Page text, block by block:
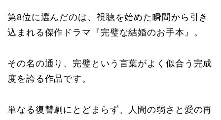
第8位に選んだのは、視聴を始めた瞬間から引き
込まれる傑作ドラマ『完璧な結婚のお手本』。
その名の通り、完璧という言葉がよく似合う完成
度を誇る作品です。
単なる復讐劇にとどまらず、人間の弱さと愛の再